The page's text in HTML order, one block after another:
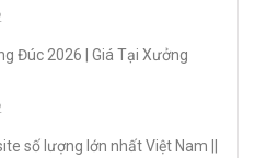
Đúc 2026 | Giá Tại Xưởng
số lượng lớn nhất Việt Nam ||